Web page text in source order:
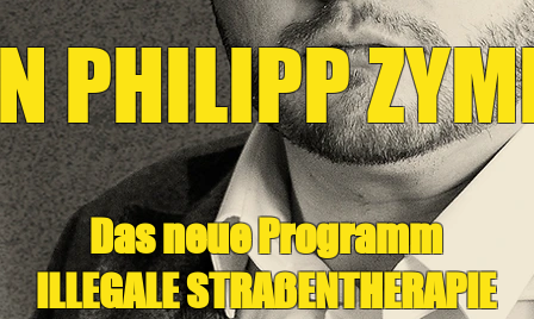
PHILIPP
Das neue Programm
ILLEGALE STRAßENTHERAPIE